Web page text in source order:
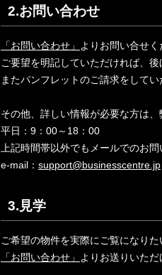
2.お問い合わせ
「お問い合わせ」
よりお問い合せく
ご要望を明記していただければ、
またパンフレットのご請求をして
その他、詳しい情報が必要な方は
平日：9：00～18：00
上記時間帯以外でもメールでのお
e-mail： support@businesscentre.jp
3.見学
ご希望の物件を実際にご覧になりた
「お問い合わせ」
よりお送りいた